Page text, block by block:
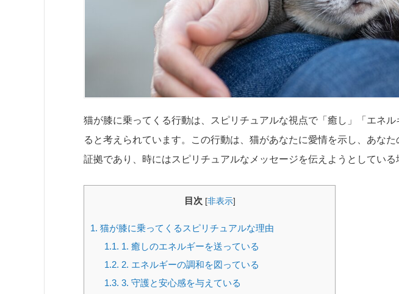
猫が膝に乗ってくる行動は、スピリチュアルな視点で「癒し」「エネ
ると考えられています。この行動は、猫があなたに愛情を示し、あな
証拠であり、時にはスピリチュアルなメッセージを伝えようとしている
目次 [非表示]
1. 猫が膝に乗ってくるスピリチュアルな理由
1.1. 1. 癒しのエネルギーを送っている
1.2. 2. エネルギーの調和を図っている
1.3. 3. 守護と安心感を与えている